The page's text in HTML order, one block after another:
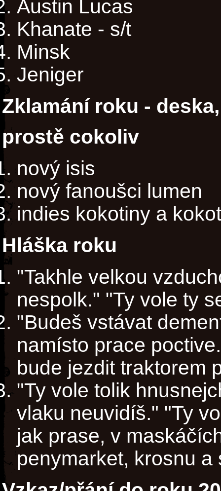
Austin Lucas
Khanate - s/t
Minsk
Jeniger
Zklamání roku -
prostě cokoliv
nový isis
nový fanoušci lumen
indies kokotiny a
Hláška roku
"Takhle velkou
nespolk." "Ty vole ty
"Budeš vstávat
namísto prace
bude jezdit traktorem
"Ty vole tolik
vlaku neuvidíš." "Ty
jak prase, v
penymarket, krosnu